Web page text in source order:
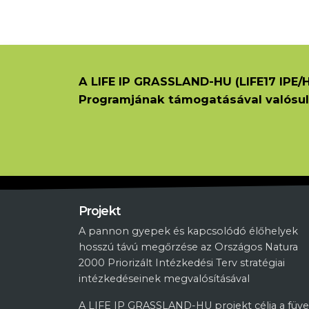
A LIFE IP GRASSLAND-HU (LIFE17
Programjának támogatásával
Projekt
A pannon gyepek és kapcsolódó élőhelyek
hosszú távú megőrzése az Országos Natura
2000 Priorizált Intézkedési Terv stratégiai
intézkedéseinek megvalósításával
A LIFE IP GRASSLAND-HU projekt célja a